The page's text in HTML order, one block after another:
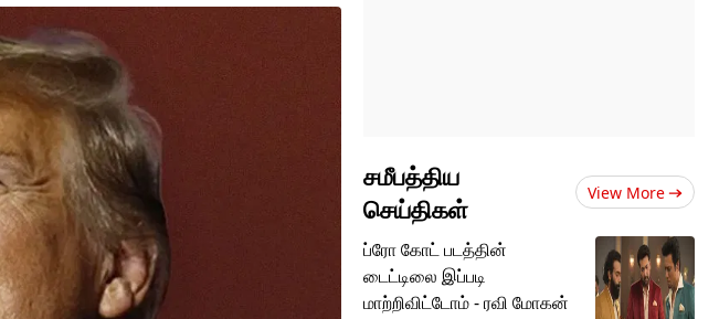
சமீபத்திய
செய்திகள்
View More
ப்ரோ கோட் படத்தின்
டைட்டிலை இப்படி
மாற்றிவிட்டோம் - ரவி மோகன்